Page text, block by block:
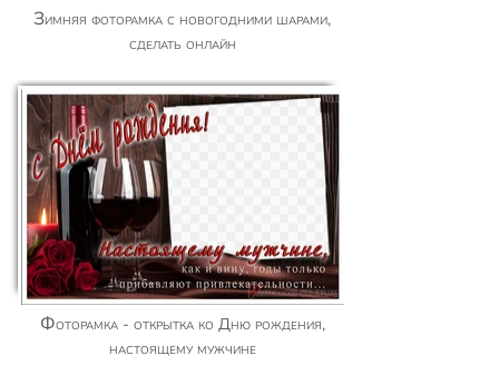
Зимняя фоторамка с новогодними шарами,
сделать онлайн
Фоторамка - открытка ко Дню рождения,
настоящему мужчине